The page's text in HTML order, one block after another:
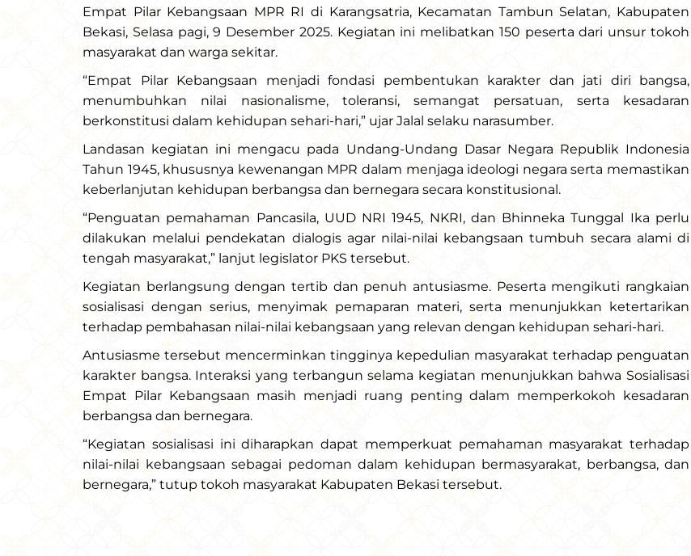
Empat Pilar Kebangsaan MPR RI di Karangsatria, Kecamatan Tambun Selatan, Kabupaten
Bekasi, Selasa pagi, 9 Desember 2025. Kegiatan ini melibatkan 150 peserta dari unsur tokoh
masyarakat dan warga sekitar.
“Empat Pilar Kebangsaan menjadi fondasi pembentukan karakter dan jati diri bangsa,
menumbuhkan nilai nasionalisme, toleransi, semangat persatuan, serta kesadaran
berkonstitusi dalam kehidupan sehari-hari,” ujar Jalal selaku narasumber.
Landasan kegiatan ini mengacu pada Undang-Undang Dasar Negara Republik Indonesia
Tahun 1945, khususnya kewenangan MPR dalam menjaga ideologi negara serta memastikan
keberlanjutan kehidupan berbangsa dan bernegara secara konstitusional.
“Penguatan pemahaman Pancasila, UUD NRI 1945, NKRI, dan Bhinneka Tunggal Ika perlu
dilakukan melalui pendekatan dialogis agar nilai-nilai kebangsaan tumbuh secara alami di
tengah masyarakat,” lanjut legislator PKS tersebut.
Kegiatan berlangsung dengan tertib dan penuh antusiasme. Peserta mengikuti rangkaian
sosialisasi dengan serius, menyimak pemaparan materi, serta menunjukkan ketertarikan
terhadap pembahasan nilai-nilai kebangsaan yang relevan dengan kehidupan sehari-hari.
Antusiasme tersebut mencerminkan tingginya kepedulian masyarakat terhadap penguatan
karakter bangsa. Interaksi yang terbangun selama kegiatan menunjukkan bahwa Sosialisasi
Empat Pilar Kebangsaan masih menjadi ruang penting dalam memperkokoh kesadaran
berbangsa dan bernegara.
“Kegiatan sosialisasi ini diharapkan dapat memperkuat pemahaman masyarakat terhadap
nilai-nilai kebangsaan sebagai pedoman dalam kehidupan bermasyarakat, berbangsa, dan
bernegara,” tutup tokoh masyarakat Kabupaten Bekasi tersebut.